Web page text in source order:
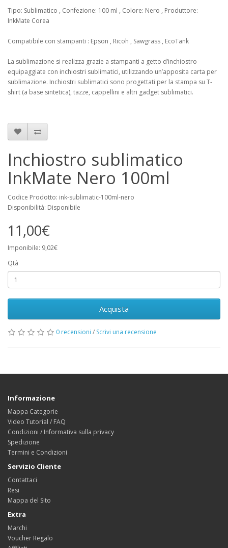
Tipo: Sublimatico , Confezione: 100 ml , Colore: Nero , Produttore:
InkMate Corea
Compatibile con stampanti : Epson , Ricoh , Sawgrass , EcoTank
La sublimazione si realizza grazie a stampanti a getto d’inchiostro
equipaggiate con inchiostri sublimatici, utilizzando un’apposita carta per
sublimazione. Inchiostri sublimatici sono progettati per la stampa su T-
shirt (a base sintetica), tazze, cappellini e altri gadget sublimatici.
Inchiostro sublimatico
InkMate Nero 100ml
Codice Prodotto: ink-sublimatic-100ml-nero
Disponibilità: Disponibile
11,00€
Imponibile: 9,02€
Qtà
Acquista
0 recensioni / Scrivi una recensione
Informazione
Mappa Categorie
Video Tutorial / FAQ
Condizioni / Informativa sulla privacy
Spedizione
Termini e Condizioni
Servizio Cliente
Contattaci
Resi
Mappa del Sito
Extra
Marchi
Voucher Regalo